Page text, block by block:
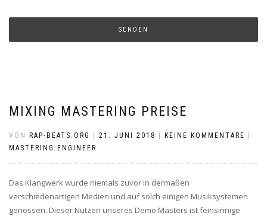
MIXING MASTERING PREISE
VON RAP-BEATS.ORG 21. JUNI 2018 KEINE KOMMENTARE
MASTERING ENGINEER
Das Klangwerk wurde niemals zuvor in dermaßen
verschiedenartigen Medien und auf solch einigen Musiksystemen
genossen. Dieser Nutzen unseres Demo Masters ist feinsinnige